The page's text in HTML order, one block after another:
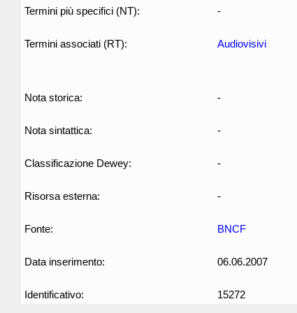
Termini più specifici (NT): -
Termini associati (RT): Audiovisivi
Nota storica: -
Nota sintattica: -
Classificazione Dewey: -
Risorsa esterna: -
Fonte: BNCF
Data inserimento: 06.06.2007
Identificativo: 15272